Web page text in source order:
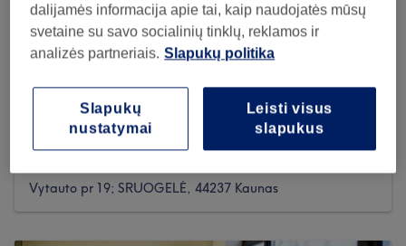
Stilistė barberė Virginija
Vytauto pr 19; SRUOGELĖ, 44237 Kaunas
dalijamės informacija apie tai, kaip naudojatės mūsų
svetaine su savo socialinių tinklų, reklamos ir
analizės partneriais. Slapukų politika
Leisti visus
slapukus
Slapukų
nustatymai